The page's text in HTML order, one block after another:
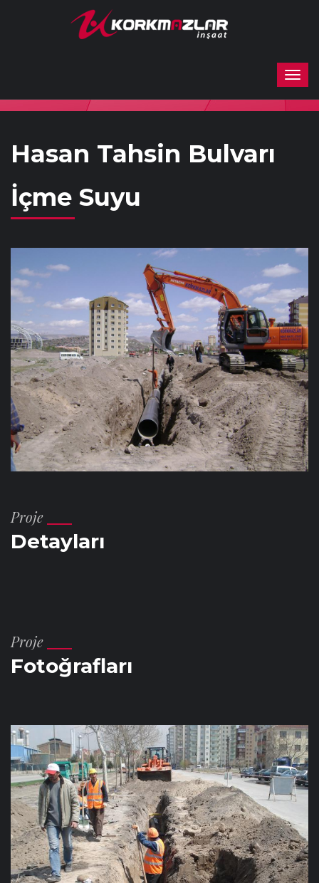
Hasan Tahsin Bulvarı
İçme Suyu
Proje
Detayları
Proje
Fotoğrafları